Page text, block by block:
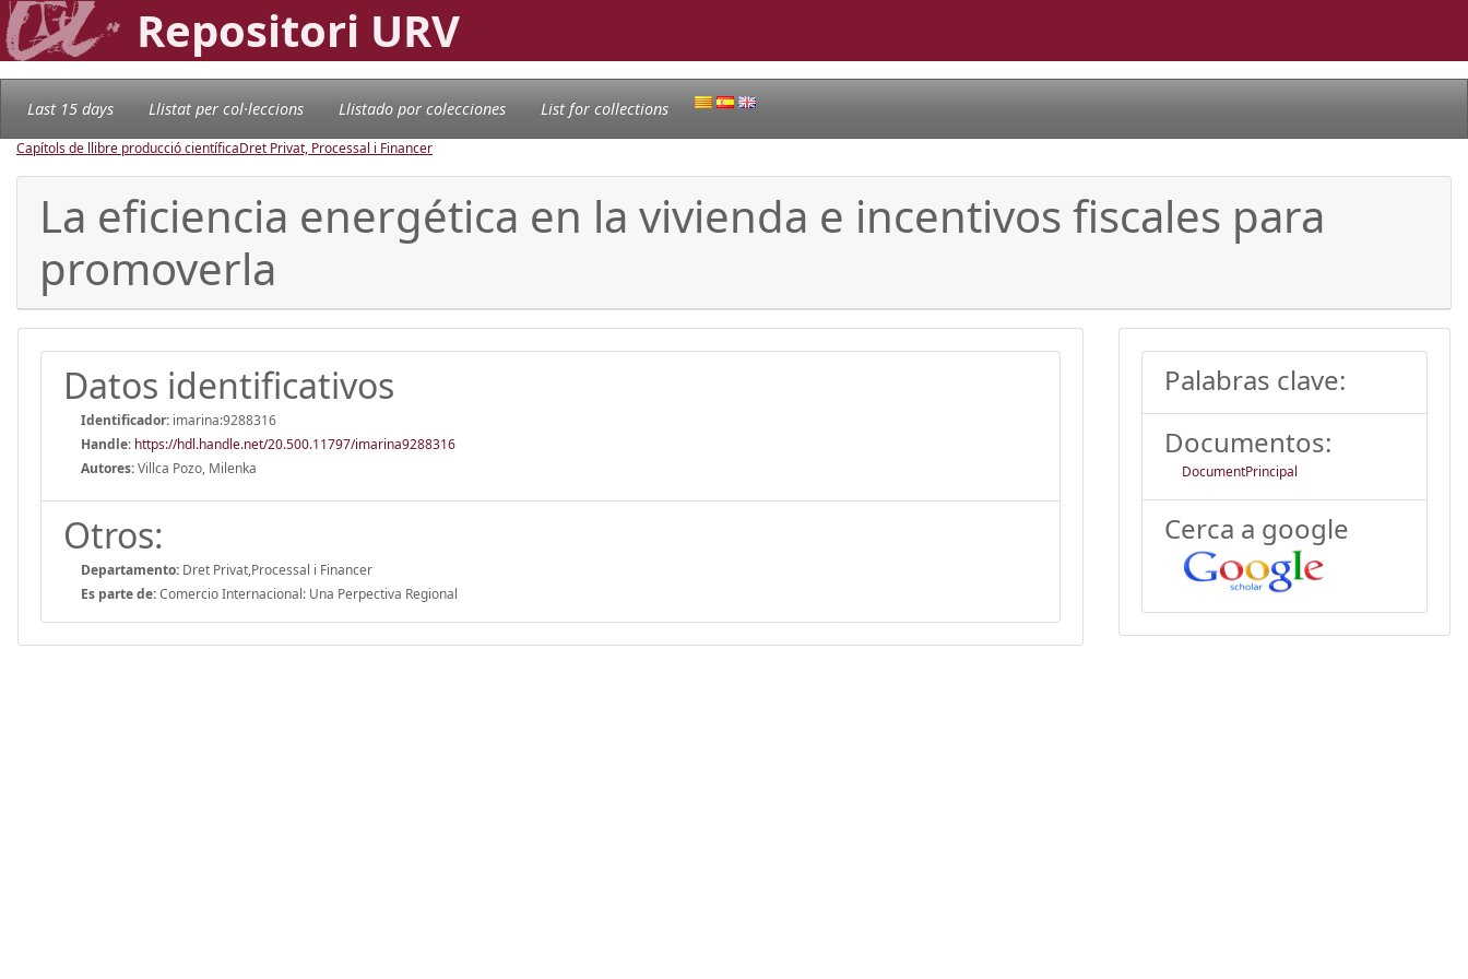
Repositori URV
Last 15 days Llistat per col·leccions Llistado por colecciones List for collections
Capítols de llibre producció científicaDret Privat, Processal i Financer
La eficiencia energética en la vivienda e incentivos fiscales para
promoverla
Datos identificativos
Identificador: imarina:9288316
Handle: https://hdl.handle.net/20.500.11797/imarina9288316
Autores:Villca Pozo, Milenka
Otros:
Departamento: Dret Privat,Processal i Financer
Es parte de:Comercio Internacional: Una Perpectiva Regional
Palabras clave:
Documentos:
DocumentPrincipal
Cerca a google